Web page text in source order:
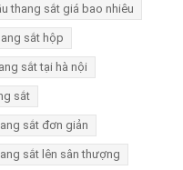
thang sắt giá bao nhiêu
sắt hộp
sắt tại hà nội
sắt
sắt đơn giản
sắt lên sân thượng